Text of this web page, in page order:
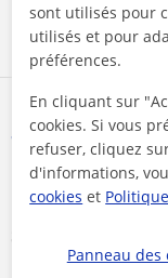
Programmation
Bac
sont utilisés pour
utilisés et pour
préférences.
En cliquant sur
cookies. Si vous
refuser, cliquez
d'informations,
cookies et
Panneau des